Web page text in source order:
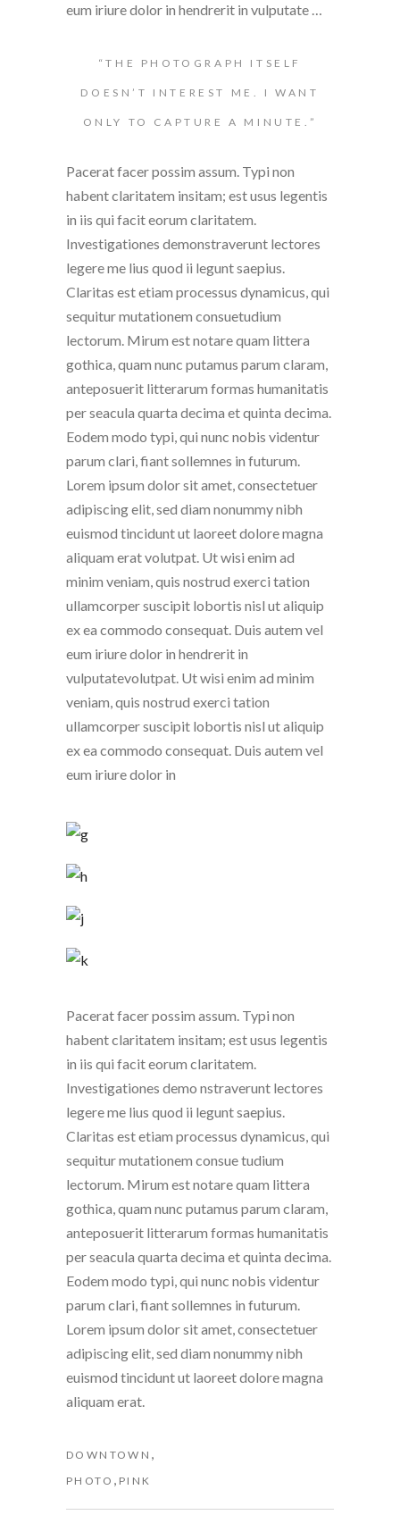
eum iriure dolor in hendrerit in vulputate …
“THE PHOTOGRAPH ITSELF
DOESN’T INTEREST ME. I WANT
ONLY TO CAPTURE A MINUTE.”
Pacerat facer possim assum. Typi non
habent claritatem insitam; est usus legentis
in iis qui facit eorum claritatem.
Investigationes demonstraverunt lectores
legere me lius quod ii legunt saepius.
Claritas est etiam processus dynamicus, qui
sequitur mutationem consuetudium
lectorum. Mirum est notare quam littera
gothica, quam nunc putamus parum claram,
anteposuerit litterarum formas humanitatis
per seacula quarta decima et quinta decima.
Eodem modo typi, qui nunc nobis videntur
parum clari, fiant sollemnes in futurum.
Lorem ipsum dolor sit amet, consectetuer
adipiscing elit, sed diam nonummy nibh
euismod tincidunt ut laoreet dolore magna
aliquam erat volutpat. Ut wisi enim ad
minim veniam, quis nostrud exerci tation
ullamcorper suscipit lobortis nisl ut aliquip
ex ea commodo consequat. Duis autem vel
eum iriure dolor in hendrerit in
vulputatevolutpat. Ut wisi enim ad minim
veniam, quis nostrud exerci tation
ullamcorper suscipit lobortis nisl ut aliquip
ex ea commodo consequat. Duis autem vel
eum iriure dolor in
Pacerat facer possim assum. Typi non
habent claritatem insitam; est usus legentis
in iis qui facit eorum claritatem.
Investigationes demo nstraverunt lectores
legere me lius quod ii legunt saepius.
Claritas est etiam processus dynamicus, qui
sequitur mutationem consue tudium
lectorum. Mirum est notare quam littera
gothica, quam nunc putamus parum claram,
anteposuerit litterarum formas humanitatis
per seacula quarta decima et quinta decima.
Eodem modo typi, qui nunc nobis videntur
parum clari, fiant sollemnes in futurum.
Lorem ipsum dolor sit amet, consectetuer
adipiscing elit, sed diam nonummy nibh
euismod tincidunt ut laoreet dolore magna
aliquam erat.
DOWNTOWN ,
PHOTO , PINK